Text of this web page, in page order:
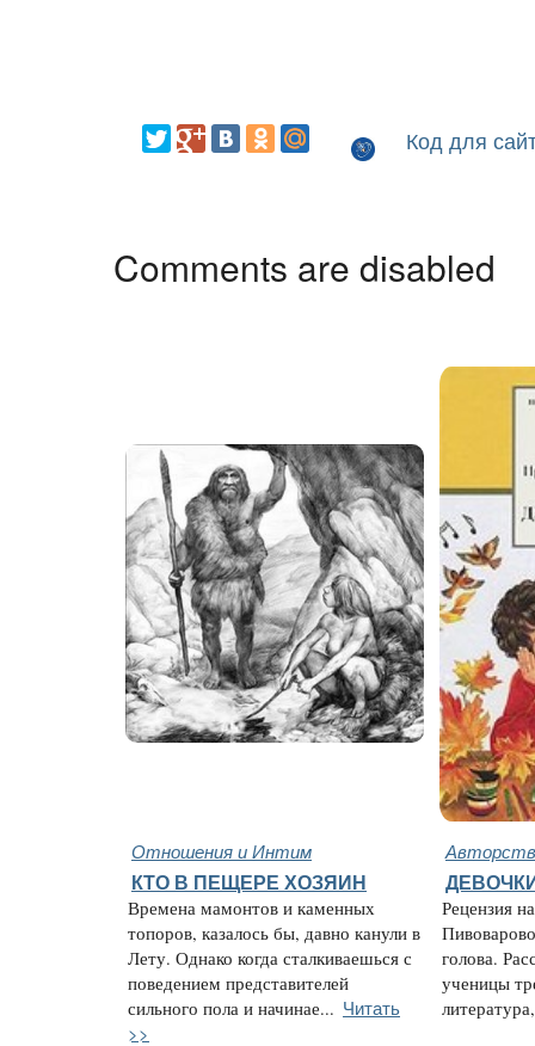
Код для
Comments are disabled
Отношения и Интим
КТО В ПЕЩЕРЕ ХОЗЯИН
Времена мамонтов и каменных
топоров, казалось бы, давно канули в
Лету. Однако когда сталкиваешься с
поведением представителей
сильного пола и начинае... Читать
>>
Рецензия
голова.
ученицы